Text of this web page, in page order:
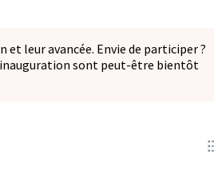
leur avancée. Envie de participer ?
inauguration sont peut-être bientôt